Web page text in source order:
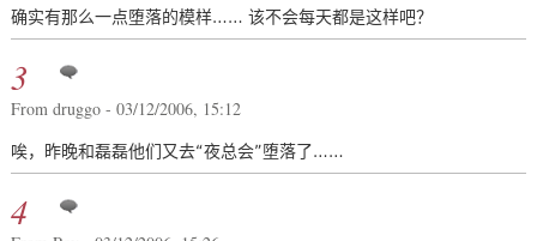
确实有那么一点堕落的模样…… 该不会每天都是这样吧？
3
From druggo - 03/12/2006, 15:12
唉，昨晚和磊磊他们又去“夜总会”堕落了……
4